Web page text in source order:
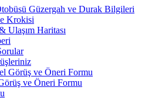
Güzergah ve Durak Bilgileri
Krokisi
Ulaşım Haritası
Görüş ve Öneri Formu
ve Öneri Formu